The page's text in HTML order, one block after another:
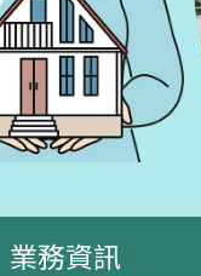
業務資訊